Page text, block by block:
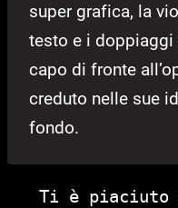
super grafica, la
testo e i doppiaggi
capo di fronte
creduto nelle sue
fondo.
Ti è piaciuto